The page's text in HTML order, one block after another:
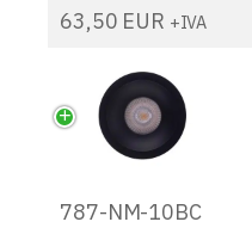
63,50 EUR +IVA
787-NM-10BC